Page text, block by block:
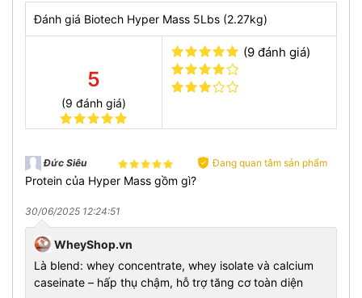
Một sản phẩm Hyper Mass
chứa khoảng 34 lần dùng và
trong mỗi serving có chứa:
254 calo bổ sung năng lượng giúp bạn duy trì mọi hoạt
động hiệu quả.
20 Protein blend bao gồm Whey Protein Concentrate,
Whey Protein Isolate, Casein hấp thu trải dài giúp xây
dựng cơ bắp tốt nhất.
38g carb nguồn tinh bột phức từ 3 nguồn carb khác
Đánh giá Biotech Hyper Mass 5Lbs (2.27kg)
5
(9 đánh giá)
(9 đánh giá)
Ðức Siêu Đang quan tâm sản phẩm
Protein của Hyper Mass gồm gì?
30/06/2025 12:24:51
WheyShop.vn
Là blend: whey concentrate, whey isolate và calcium
caseinate – hấp thụ chậm, hỗ trợ tăng cơ toàn diện